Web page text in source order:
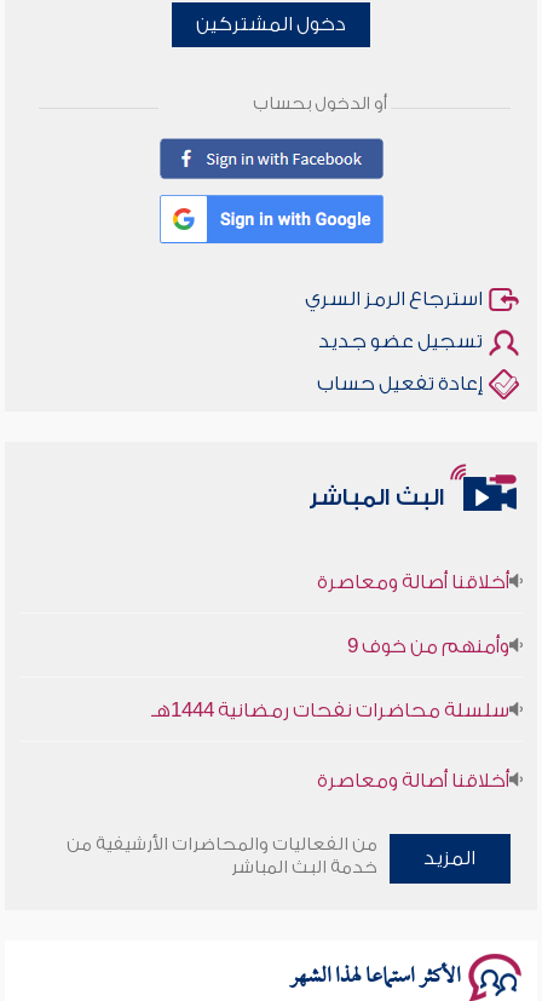
دخول المشتركين
أو الدخول بحساب
استرجاع الرمز السري
تسجيل عضو جديد
إعادة تفعيل حساب
البث المباشر
أخلاقنا أصالة ومعاصرة
وأمنهم من خوف 9
أخلاقنا أصالة ومعاصرة
وأمنهم من خوف 9
المزيد
من الفعاليات والمحاضرات الأرشيفية من
خدمة البث المباشر
الأكثر استماعا لهذا الشهر